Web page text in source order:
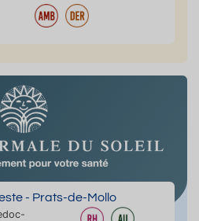
- Prats-de-Mollo